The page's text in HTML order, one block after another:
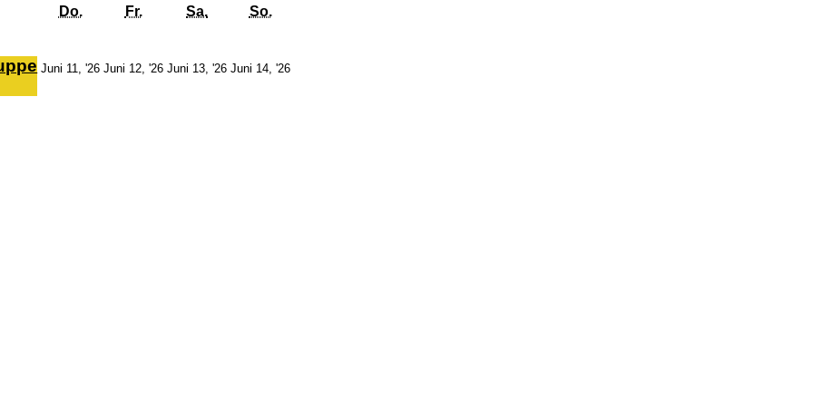
Do. Donnerstag
Fr. FreitagSa. Samstag
So.
Juni 11, '2611.
Juni 12, '2612.
Juni 13, '2613.
Juni 14, '2614.